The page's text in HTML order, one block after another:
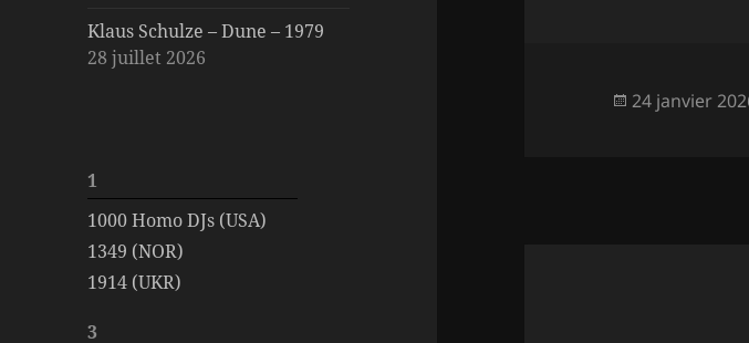
Klaus Schulze – Dune – 1979
28 juillet 2026
1
1000 Homo DJs (USA)
1349 (NOR)
1914 (UKR)
3
Publié
24 janvier